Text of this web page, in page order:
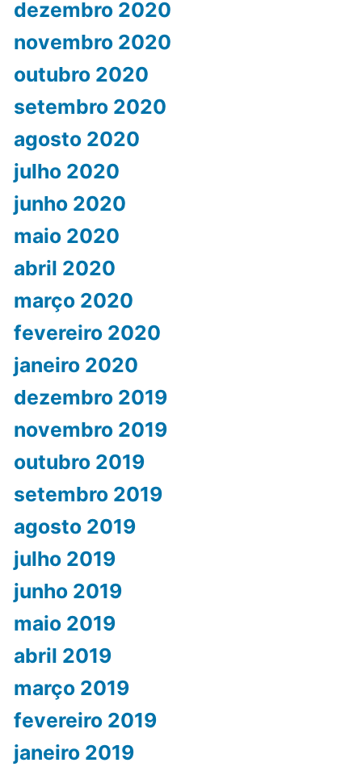
dezembro 2020
novembro 2020
outubro 2020
setembro 2020
agosto 2020
julho 2020
junho 2020
maio 2020
abril 2020
março 2020
fevereiro 2020
janeiro 2020
dezembro 2019
novembro 2019
outubro 2019
setembro 2019
agosto 2019
julho 2019
junho 2019
maio 2019
abril 2019
março 2019
fevereiro 2019
janeiro 2019